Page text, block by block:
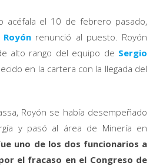
acéfala el 10 de febrero pasado,
Royón renunció al puesto. Royón
alto rango del equipo de Sergio
en la cartera con la llegada del
Royón se había desempeñado
y pasó al área de Minería en
uno de los dos funcionarios a
el fracaso en el Congreso de